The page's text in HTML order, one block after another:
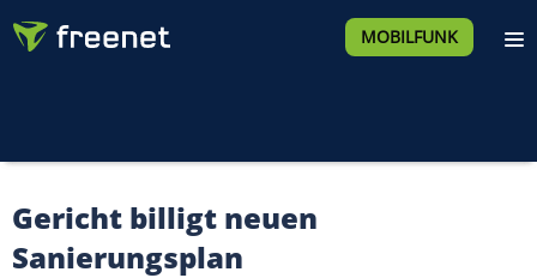
MOBILFUNK
Gericht billigt neuen
Sanierungsplan